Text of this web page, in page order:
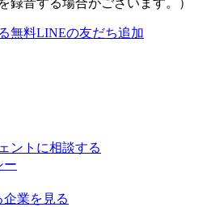
録音する場合がございます。）
無料LINEの友だち追加
ントに相談する
ー
業を見る